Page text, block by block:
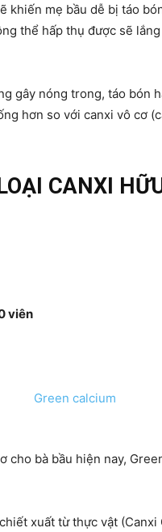
khiến mẹ bầu dễ bị táo
thể hấp thụ được sẽ
gây nóng trong, táo bón
hơn so với canxi vô cơ
CANXI
viên
cho bà bầu hiện nay,
xuất từ thực vật